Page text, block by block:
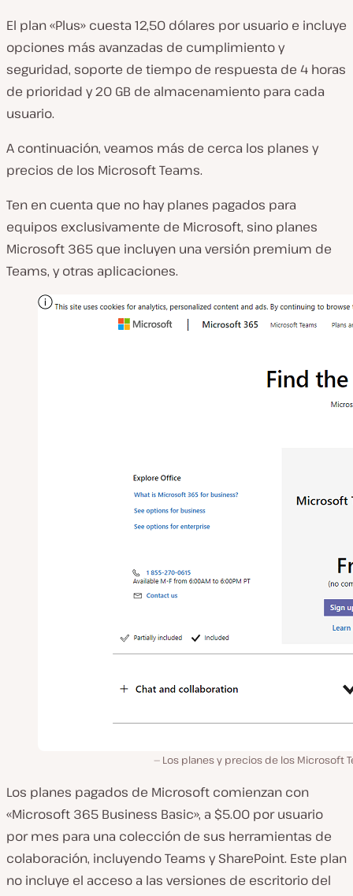
El plan «Plus» cuesta 12,50 dólares por usuario e incluye
opciones más avanzadas de cumplimiento y
seguridad, soporte de tiempo de respuesta de 4 horas
de prioridad y 20 GB de almacenamiento para cada
usuario.
A continuación, veamos más de cerca los planes y
precios de los Microsoft Teams.
Ten en cuenta que no hay planes pagados para
equipos exclusivamente de Microsoft, sino planes
Microsoft 365 que incluyen una versión premium de
Teams, y otras aplicaciones.
Los planes y precios de los Microsoft
Los planes pagados de Microsoft comienzan con
«Microsoft 365 Business Basic», a $5.00 por usuario
por mes para una colección de sus herramientas de
colaboración, incluyendo Teams y SharePoint. Este plan
no incluye el acceso a las versiones de escritorio del